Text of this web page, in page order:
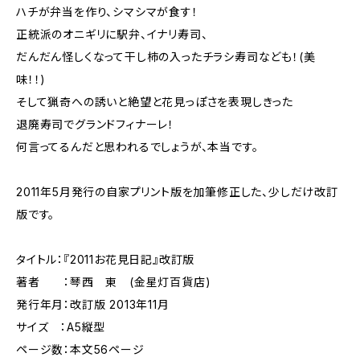
ハチが弁当を作り、シマシマが食す！
正統派のオニギリに駅弁、イナリ寿司、
だんだん怪しくなって干し柿の入ったチラシ寿司なども！(美
味！！)
そして猟奇への誘いと絶望と花見っぽさを表現しきった
退廃寿司でグランドフィナーレ！
何言ってるんだと思われるでしょうが、本当です。
2011年5月発行の自家プリント版を加筆修正した、少しだけ改訂
版です。
タイトル：『2011お花見日記』改訂版
著者 ：琴西 東 (金星灯百貨店)
発行年月：改訂版 2013年11月
サイズ ：A5縦型
ページ数：本文56ページ